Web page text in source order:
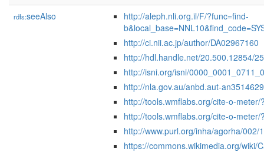
rdfs:seeAlso
http://aleph.nli.org.il/F/?func=find-
http://ci.nii.ac.jp/author/DA02967160
http://hdl.handle.net/20.500.12854/
http://isni.org/isni/
http://nla.gov.au/anbd.aut-
http://tools.wmflabs.org/cite-o-meter/
http://tools.wmflabs.org/cite-o-meter/
http://www.purl.org/inha/agorha/002/
https://commons.wikimedia.org/wiki/